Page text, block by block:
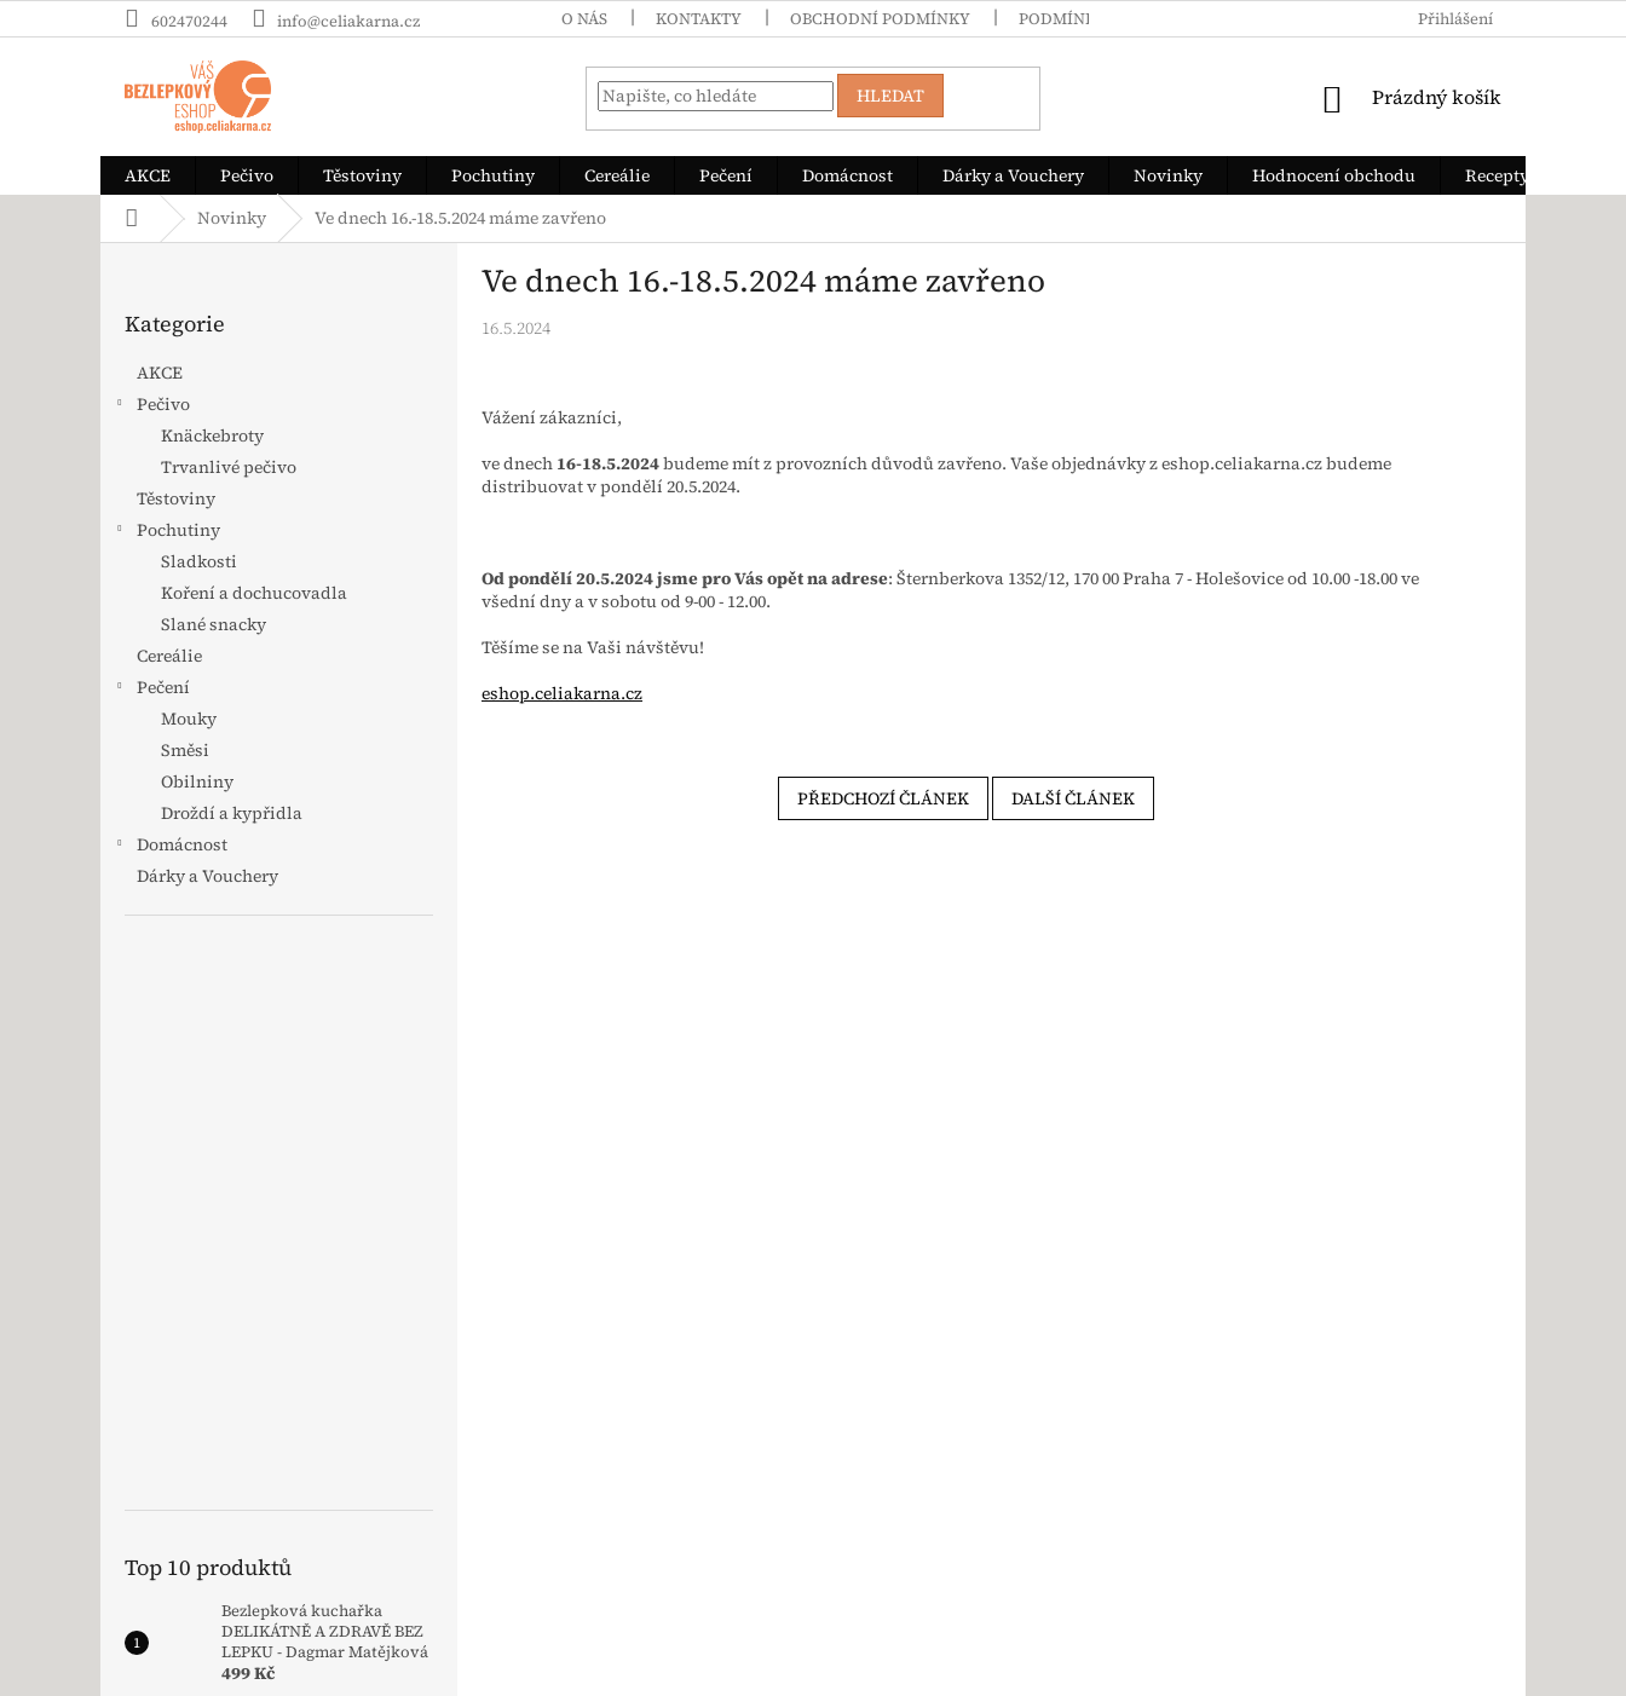
602470244 info@celiakarna.cz O NÁS KONTAKTY OBCHODNÍ PODMÍNKY PODMÍNKY OCHRANY OSOBNÍCH ÚDAJŮ JAK ZAPLATIT
Přihlášení
HLEDAT NÁKUPNÍ KOŠÍK
Prázdný košík
AKCE Pečivo Těstoviny Pochutiny Cereálie Pečení Domácnost Dárky a Vouchery Novinky Hodnocení obchodu
Recepty
Domů Novinky Ve dnech 16.-18.5.2024 máme zavřeno
Kategorie
AKCE
Pečivo
Knäckebroty
Trvanlivé pečivo
Těstoviny
Pochutiny
Sladkosti
Koření a dochucovadla
Slané snacky
Cereálie
Pečení
Mouky
Směsi
Obilniny
Droždí a kypřidla
Domácnost
Dárky a Vouchery
Top 10 produktů
Bezlepková kuchařka
DELIKÁTNĚ A ZDRAVĚ BEZ
LEPKU - Dagmar Matějková
499 Kč
Ve dnech 16.-18.5.2024 máme zavřeno
16.5.2024
Vážení zákazníci,
ve dnech 16-18.5.2024budeme mít z provozních důvodů zavřeno. Vaše objednávky z eshop.celiakarna.cz budeme
distribuovat v pondělí 20.5.2024.
Od pondělí 20.5.2024 jsme pro Vás opět na adrese: Šternberkova 1352/12, 170 00 Praha 7 - Holešovice od 10.00 -18.00 ve
všední dny a v sobotu od 9-00 - 12.00.
Těšíme se na Vaši návštěvu!
eshop.celiakarna.cz
PŘEDCHOZÍ ČLÁNEK DALŠÍ ČLÁNEK